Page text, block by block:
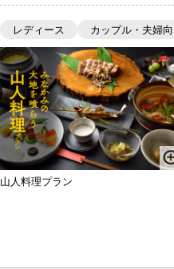
レディース カップル・夫婦
山人料理プラン